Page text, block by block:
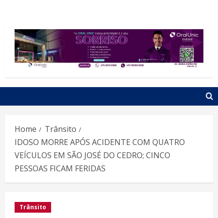
Home
Trânsito
IDOSO MORRE APÓS ACIDENTE COM QUATRO
VEÍCULOS EM SÃO JOSÉ DO CEDRO; CINCO
PESSOAS FICAM FERIDAS
Trânsito